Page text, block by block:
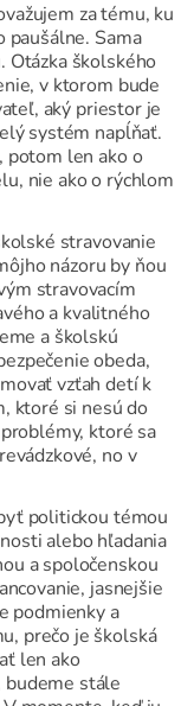
za tému, ku
Sama
školského
v ktorom bude
aký priestor je
systém napĺňať.
potom len ako o
nie ako o rýchlom
stravovanie
názoru by ňou
stravovacím
a kvalitného
a školskú
obeda,
vzťah detí k
ktoré si nesú do
ktoré sa
no v
politickou témou
alebo hľadania
a spoločenskou
jasnejšie
podmienky a
prečo je školská
len ako
budeme stále